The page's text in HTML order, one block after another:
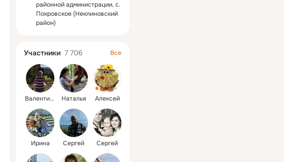
районной администрации, с.
Покровское (Неклиновский
район)
Участники 7 706 Все
Валентина Наталья Алексей
Ирина Сергей Сергей